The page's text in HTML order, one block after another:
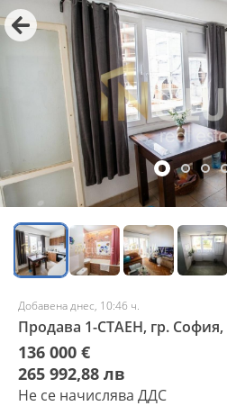
Добавена днес, 10:46 ч.
Продава 1-СТАЕН, гр.
136 000 €
265 992,88 лв
Не се начислява ДДС